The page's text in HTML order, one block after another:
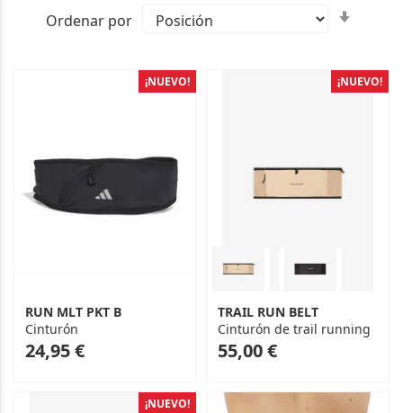
Ordenar por
¡NUEVO!
RUN MLT PKT B
Cinturón
As
low
24,95 €
¡NUEVO!
TRAIL RUN BELT
Cinturón de trail running
55,00 €
¡NUEVO!